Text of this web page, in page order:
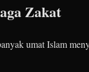
Zakat
umat Islam